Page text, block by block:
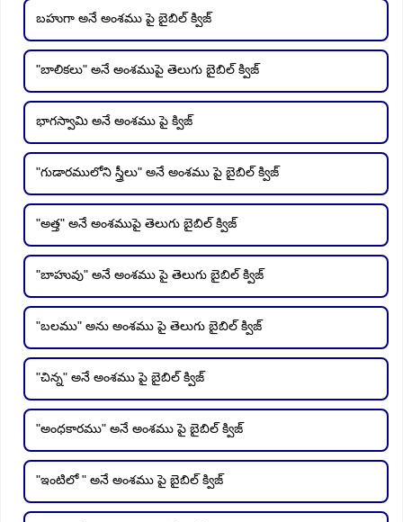
బహుగా అనే అంశము పై బైబిల్ క్విజ్
"బాలికలు" అనే అంశముపై తెలుగు బైబిల్ క్విజ్
భాగస్వామి అనే అంశము పై క్విజ్
"గుడారములోని స్త్రీలు" అనే అంశము పై బైబిల్ క్విజ్
"అత్త" అనే అంశముపై తెలుగు బైబిల్ క్విజ్
"బాహువు" అనే అంశము పై తెలుగు బైబిల్ క్విజ్
"బలము" అను అంశము పై తెలుగు బైబిల్ క్విజ్
"చిన్న" అనే అంశము పై బైబిల్ క్విజ్
"అంధకారము" అనే అంశము పై బైబిల్ క్విజ్
"ఇంటిలో " అనే అంశము పై బైబిల్ క్విజ్